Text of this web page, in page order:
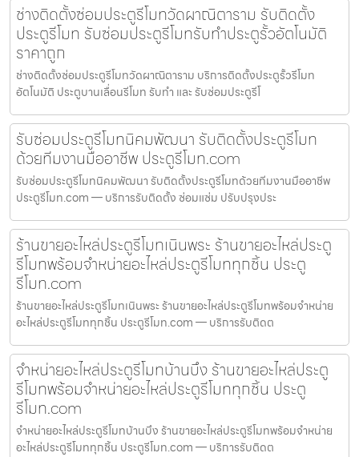
ช่างติดตั้งซ่อมประตูรีโมทวัดผาณิตาราม รับติดตั้ง
ประตูรีโมท รับซ่อมประตูรีโมทรับทำประตูรั้วอัตโนมัติ
ราคาถูก
ช่างติดตั้งซ่อมประตูรีโมทวัดผาณิตาราม บริการติดตั้งประตูรั้วรีโมท
อัตโนมัติ ประตูบานเลื่อนรีโมท รับทำ และ รับซ่อมประตูรีโ
รับซ่อมประตูรีโมทนิคมพัฒนา รับติดตั้งประตูรีโมท
ด้วยทีมงานมืออาชีพ ประตูรีโมท.com
รับซ่อมประตูรีโมทนิคมพัฒนา รับติดตั้งประตูรีโมทด้วยทีมงานมืออาชีพ
ประตูรีโมท.com — บริการรับติดตั้ง ซ่อมแซ่ม ปรับปรุงประ
ร้านขายอะไหล่ประตูรีโมทเนินพระ ร้านขายอะไหล่ประตู
รีโมทพร้อมจำหน่ายอะไหล่ประตูรีโมททุกชิ้น ประตู
รีโมท.com
ร้านขายอะไหล่ประตูรีโมทเนินพระ ร้านขายอะไหล่ประตูรีโมทพร้อมจำหน่าย
อะไหล่ประตูรีโมททุกชิ้น ประตูรีโมท.com — บริการรับติดต
จำหน่ายอะไหล่ประตูรีโมทบ้านบึง ร้านขายอะไหล่ประตู
รีโมทพร้อมจำหน่ายอะไหล่ประตูรีโมททุกชิ้น ประตู
รีโมท.com
จำหน่ายอะไหล่ประตูรีโมทบ้านบึง ร้านขายอะไหล่ประตูรีโมทพร้อมจำหน่าย
อะไหล่ประตูรีโมททุกชิ้น ประตูรีโมท.com — บริการรับติดต